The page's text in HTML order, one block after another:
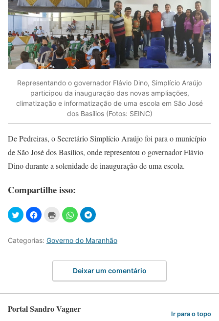
Representando o governador Flávio Dino, Simplício Araújo
participou da inauguração das novas ampliações,
climatização e informatização de uma escola em São José
dos Basílios (Fotos: SEINC)
De Pedreiras, o Secretário Simplício Araújo foi para o município
de São José dos Basílios, onde representou o governador Flávio
Dino durante a solenidade de inauguração de uma escola.
Compartilhe isso:
Categorias: Governo do Maranhão
Deixar um comentário
Portal Sandro Vagner Ir para o topo